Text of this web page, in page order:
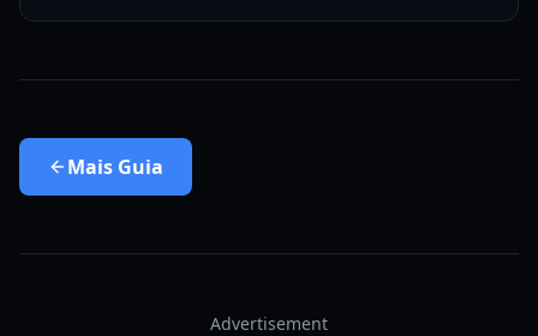
Mais Guia
Advertisement